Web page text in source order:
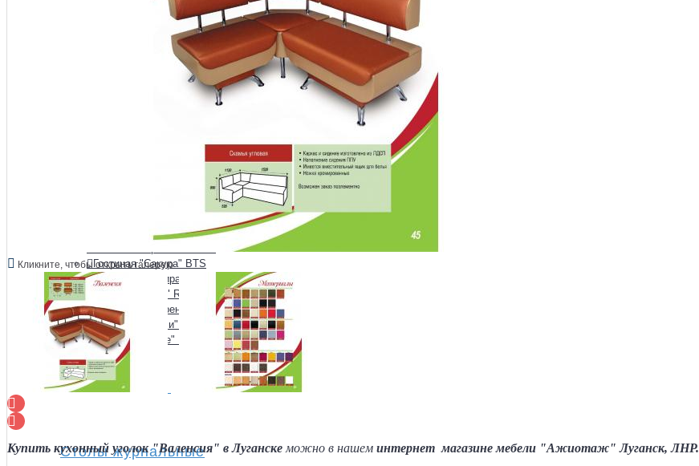
Гостиная "Зарина"
Гостиная "Афина" Raus
Гостиная "Аэлита"
Гостиная "Белла" BTS
Гостиная "Глэдис" Raus
Гостиная "Инесса" Raus
Гостиная "Йорк" Империал
Гостиная "Милания" Raus
Гостиная "Орион" Raus
Гостиная "Сакура" BTS
Гостиная "Самира" Raus
Гостиная "Тесс" Raus
Гостиная "Флоренция" BTS
Гостиная "Чарли" Raus
Гостиная "Шале" Raus
Полки
Столы журнальные
Кликните, чтобы открыть галерею
Купить кухонный уголок "Валенсия" в Луганске можно в нашем интернет магазине мебели "Ажиотаж" Луганск, ЛНР.